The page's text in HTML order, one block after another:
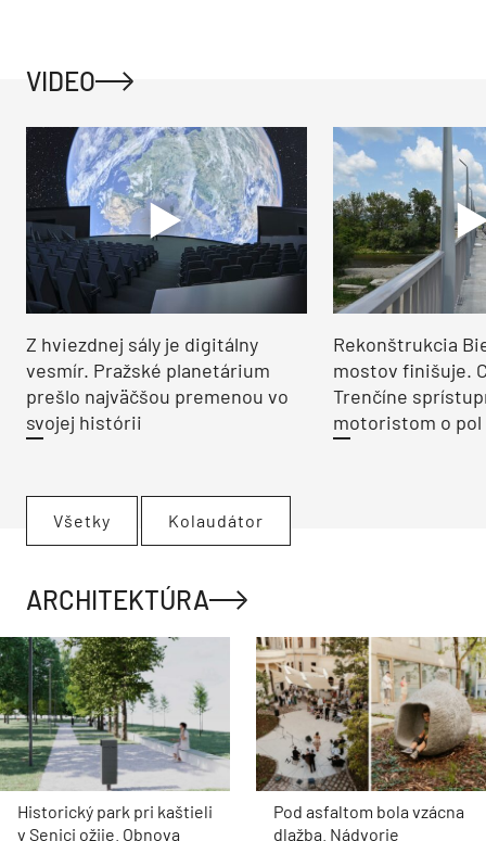
VIDEO
Z hviezdnej sály je digitálny
vesmír. Pražské planetárium
prešlo najväčšou premenou vo
svojej histórii
Rekonštrukcia
mostov finišuje.
Trenčíne
motoristom o pol
Všetky Kolaudátor
ARCHITEKTÚRA
Historický park pri kaštieli
v Senici ožije. Obnova
Pod asfaltom bola vzácna
dlažba. Nádvorie